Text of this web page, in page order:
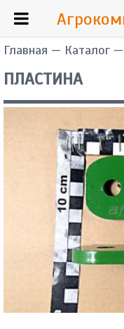
Главная — Каталог —
ПЛАСТИНА